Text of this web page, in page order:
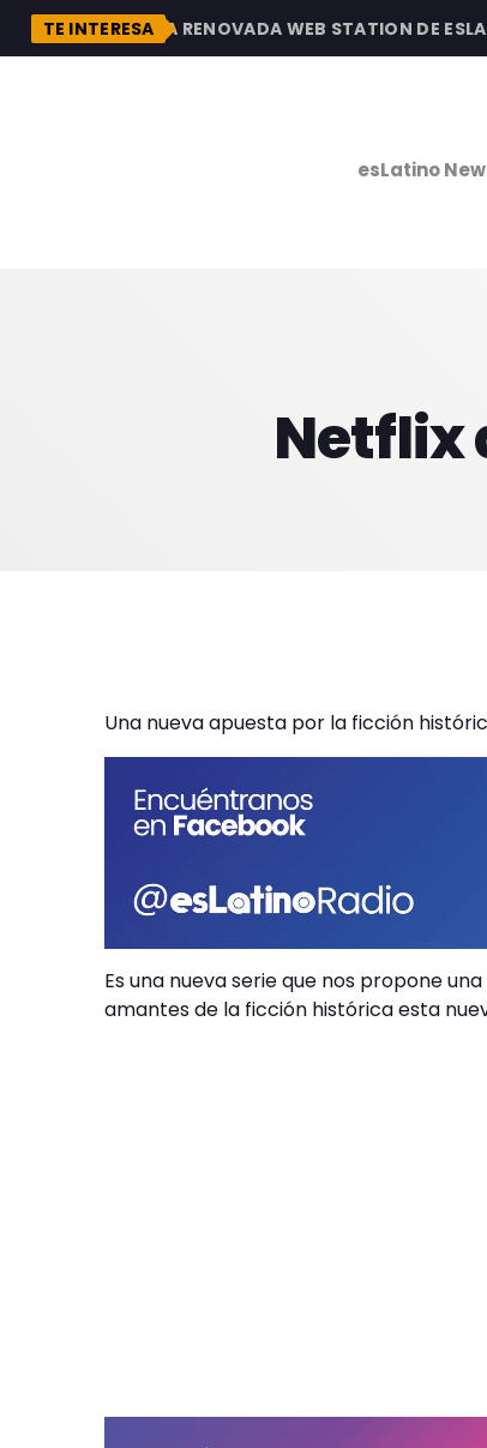
TE INTERESA
DESCUBRE LA RENOVADA WEB STATION DE
esLatino
Netflix
Una nueva apuesta por la ficción
Es una nueva serie que nos propone
amantes de la ficción histórica esta